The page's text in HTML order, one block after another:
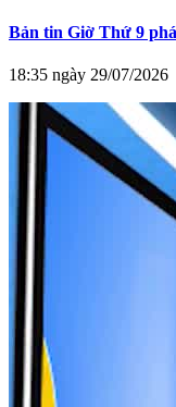
Bản tin Giờ Thứ 9
18:35 ngày 29/07/2026